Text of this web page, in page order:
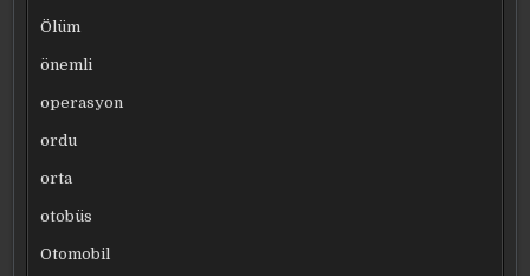
Ölüm
önemli
operasyon
ordu
orta
otobüs
Otomobil